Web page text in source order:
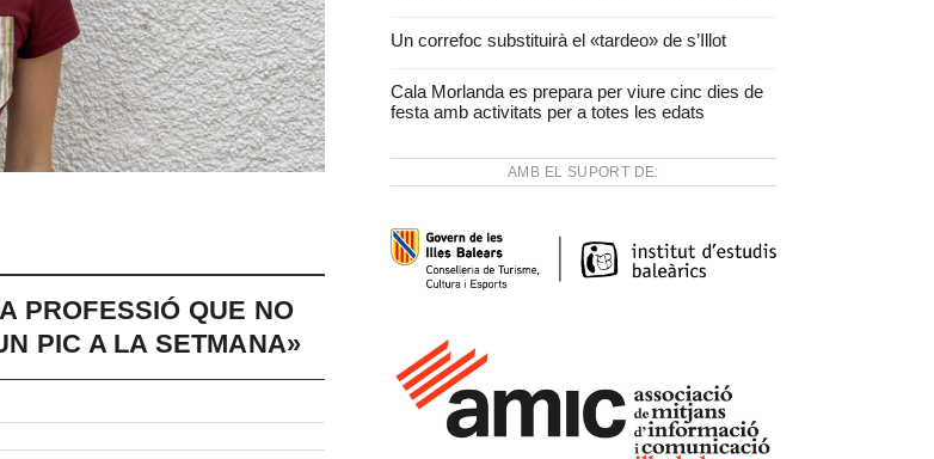
PROFESSIÓ QUE NO
PIC A LA SETMANA»
Un correfoc substituirà el «tardeo» de s’Illot
Cala Morlanda es prepara per viure cinc dies de
festa amb activitats per a totes les edats
AMB EL SUPORT DE: